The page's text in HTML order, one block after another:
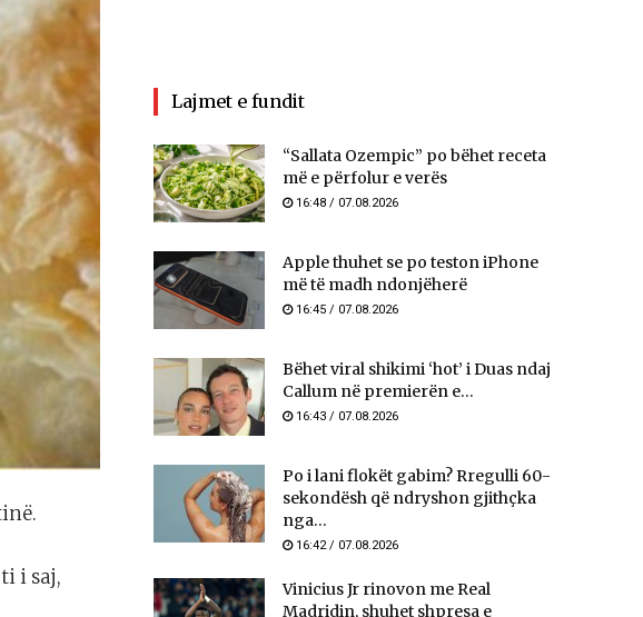
i saj,
Lajmet e fundit
“Sallata Ozempic” po bëhet receta
më e përfolur e verës
16:48 / 07.08.2026
Apple thuhet se po teston iPhone
më të madh ndonjëherë
16:45 / 07.08.2026
Bëhet viral shikimi ‘hot’ i Duas ndaj
Callum në premierën e...
16:43 / 07.08.2026
Po i lani flokët gabim? Rregulli 60-
sekondësh që ndryshon gjithçka
nga...
16:42 / 07.08.2026
Vinicius Jr rinovon me Real
Madridin, shuhet shpresa e